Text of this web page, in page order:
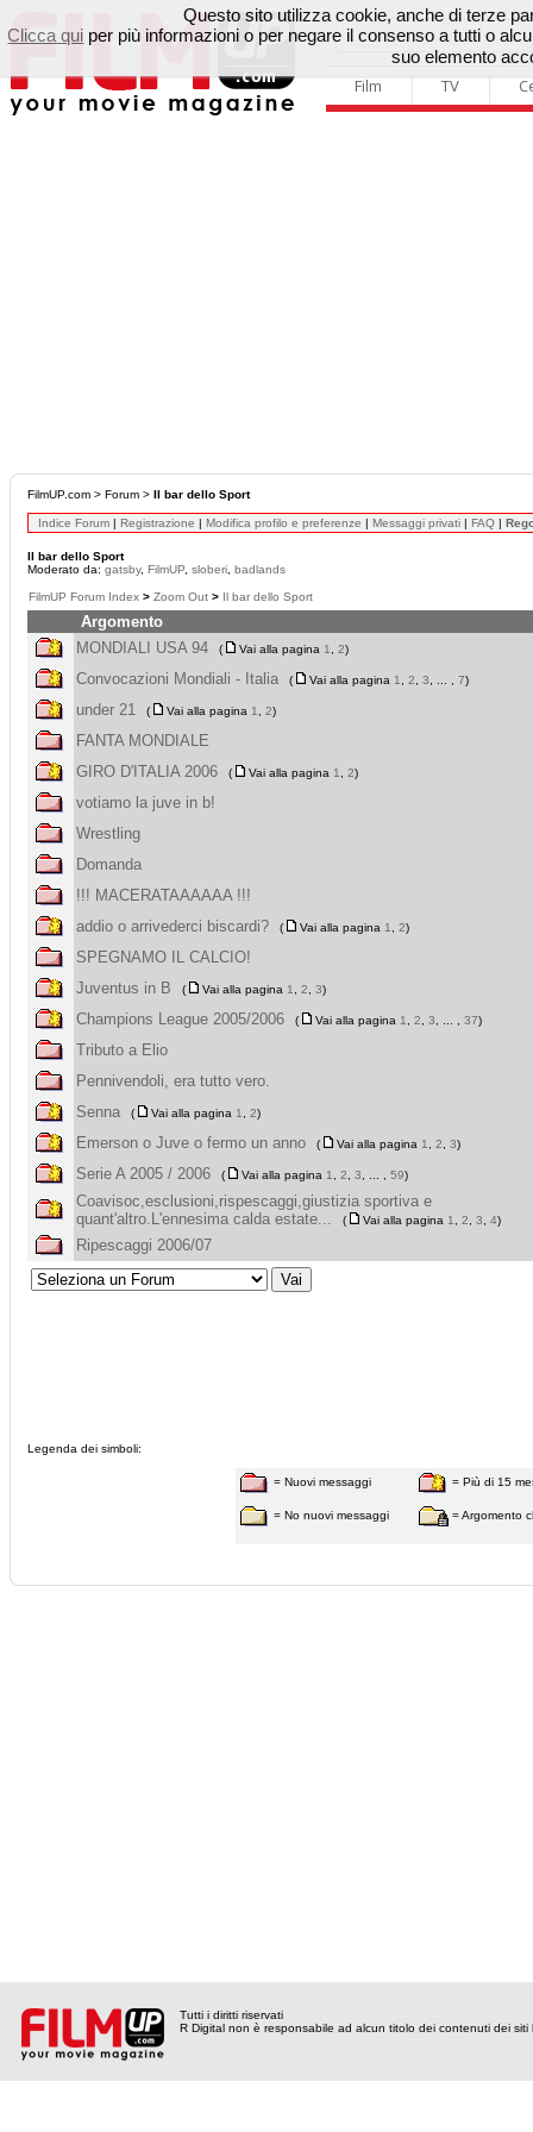
Film TV
FilmUP.com > Forum > Il bar dello Sport
Indice Forum | Registrazione | Modifica profilo e preferenze | Messaggi privati | FAQ |
Il bar dello Sport
Moderato da: gatsby, FilmUP sloberi badlands
FilmUP Forum Index > Zoom Out > Il bar dello Sport
Argomento
MONDIALI USA 94
( Vai alla pagina 1 2)
Convocazioni Mondiali - Italia ( Vai alla pagina 1 2 3 7)
under 21 ( Vai alla pagina 1 2)
FANTA MONDIALE
GIRO D'ITALIA 2006
( Vai alla pagina 1 2)
votiamo la juve in b!
Wrestling
Domanda
!!! MACERATAAAAAA !!!
addio o arrivederci biscardi?
( Vai alla pagina 1 2)
SPEGNAMO IL CALCIO!
Juventus in B
( Vai alla pagina 1 2 3)
Champions League 2005/2006 ( Vai alla pagina 1 2 3 37)
Tributo a Elio
Pennivendoli, era tutto vero.
Senna
( Vai alla pagina 1 2)
Emerson o Juve o fermo un anno ( Vai alla pagina 1 2 3)
Serie A 2005 / 2006 ( Vai alla pagina 1 2 3 59)
Coavisoc,esclusioni,rispescaggi,giustizia sportiva e
quant'altro.L'ennesima calda estate...
( Vai alla pagina 1 2 3 4)
Ripescaggi 2006/07
Legenda dei simboli:
= Nuovi messaggi
= No nuovi messaggi
= Più di 15
= Argomento
Tutti i diritti riservati
R Digital non è responsabile ad alcun titolo dei contenuti dei siti
Questo sito utilizza cookie, anche di terze
Clicca qui per più informazioni o per negare il consenso a tutti o
suo elemento